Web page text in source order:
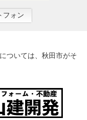
フォン
ついては、秋田市がそ